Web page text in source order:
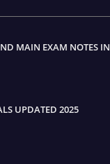
MAIN EXAM NOTES IN
UPDATED 2025